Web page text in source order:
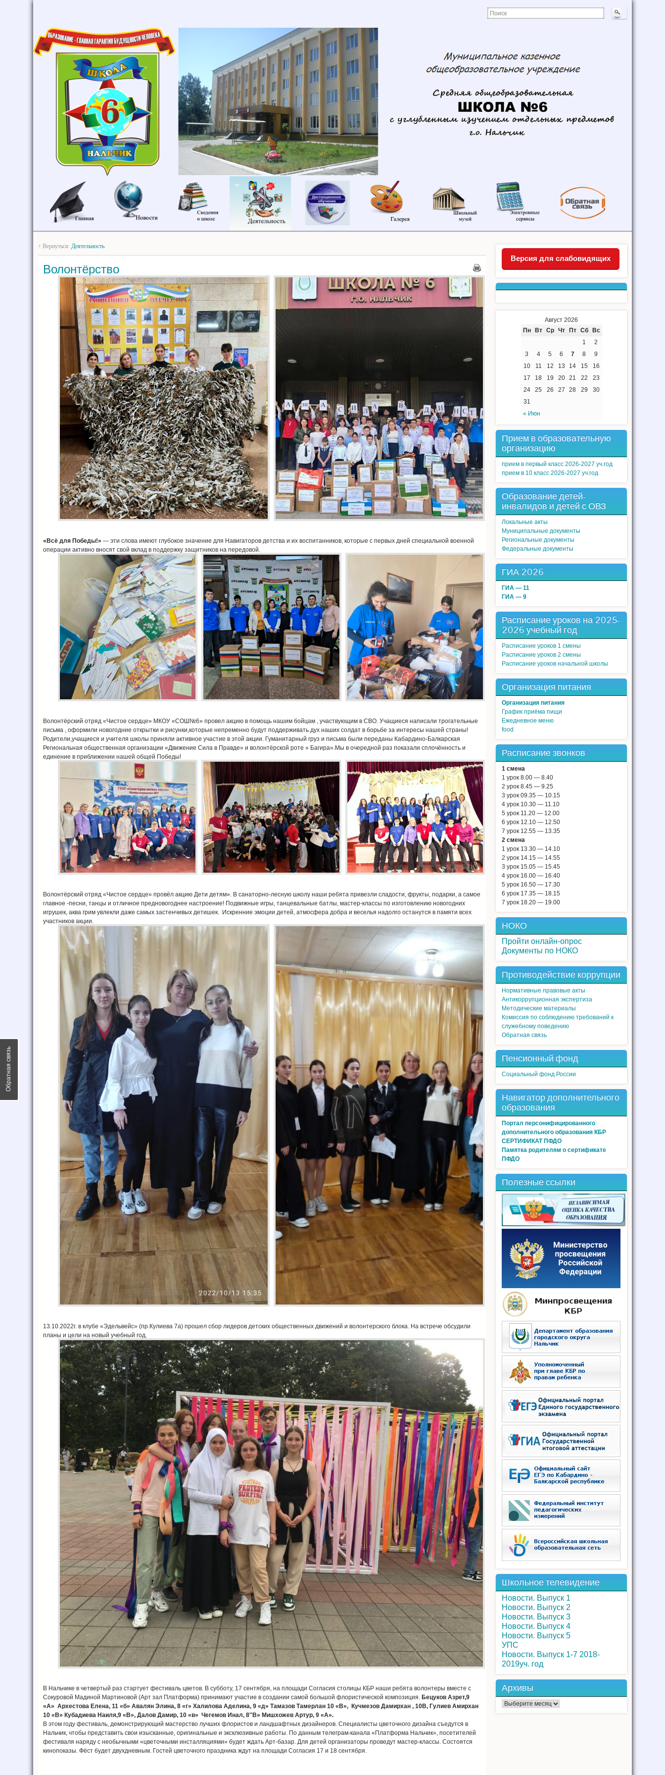
Главная Новости
Сведения
образовательной
организации
Деятельность
Дистанционное
обучение
Школьный
музей
сервисы
↑ Вернуться: Деятельность
Волонтёрство
«Всё для Победы!» — эти слова имеют глубокое значение для Навигаторов детства и их воспитанников, которые с первых дней специальной военной
операции активно вносят свой вклад в поддержку защитников на передовой.
Волонтёрский отряд «Чистое сердце» МКОУ «СОШ№6» провел акцию в помощь нашим бойцам , участвующим в СВО. Учащиеся написали трогательные
письма , оформили новогодние открытки и рисунки,которые непременно будут поддерживать дух наших солдат в борьбе за интересы нашей страны!
Родители,учащиеся и учителя школы приняли активное участие в этой акции. Гуманитарный груз и письма были переданы Кабардино-Балкарская
Региональная общественная организации «Движение Сила в Правде» и волонтёрской роте » Багира».Мы в очередной раз показали сплочённость и
единение в приближении нашей общей Победы!
Волонтёрский отряд «Чистое сердце» провёл акцию Дети детям». В санаторно-лесную школу наши ребята привезли сладости, фрукты, подарки, а самое
главное -песни, танцы и отличное предновогоднее настроение! Подвижные игры, танцевальные батлы, мастер-классы по изготовлению новогодних
игрушек, аква грим увлекли даже самых застенчивых детишек. Искренние эмоции детей, атмосфера добра и веселья надолго останутся в памяти всех
участников акции.
13.10.2022г. в клубе «Эдельвейс» (пр.Кулиева 7а) прошел сбор лидеров детских общественных движений и волонтерского блока. На встрече обсудили
планы и цели на новый учебный год.
В Нальчике в четвертый раз стартует фестиваль цветов. В субботу, 17 сентября, на площади Согласия столицы КБР наши ребята волонтеры вместе с
Сокуровой Мадиной Мартиновой (Арт зал Платформа) принимают участие в создании самой большой флористической композиция. Бецуков Азрет,9
«А» Архестова Елена, 11 «б» Авалян Элина, 8 «г» Халилова Аделина, 9 «д» Тамазов Тамерлан 10 «В», Кучмезов Дамирхан , 10В, Гулиев Амирхан
10 «В» Кубадиева Наиля,9 «В», Далов Дамир, 10 «в» Чегемов Инал, 8″В» Мишхожев Артур, 9 «А».
В этом году фестиваль, демонстрирующий мастерство лучших флористов и ландшафтных дизайнеров. Специалисты цветочного дизайна съедутся в
Нальчик, чтобы представить свои изысканные, оригинальные и эксклюзивные работы. По данным телеграм-канала «Платформа Нальчик», посетителей
фестиваля наряду с необычными «цветочными инсталляциями» будет ждать Арт-базар. Для детей организаторы проведут мастер-классы. Состоятся
кинопоказы. Фёст будет двухдневным. Гостей цветочного праздника ждут на площади Согласия 17 и 18 сентября.
Версия для слабовидящих
Август 2026
Пн
Вт Ср Чт Пт Сб Вс
« Июн
1
2
3
4 5 6 7 8
9
10
11 12 13 14 15
16
17
18 19 20 21 22
23
24
25 26 27 28 29
30
31
Прием в образовательную
организацию
прием в первый класс 2026-2027 уч.год
прием в 10 класс 2026-2027 уч.год
Образование детей-
инвалидов и детей с ОВЗ
Локальные акты
Муниципальные документы
Региональные документы
Федеральные документы
ГИА 2026
ГИА — 11
ГИА — 9
Расписание уроков на 2025-
2026 учебный год
Расписание уроков 1 смены
Расписание уроков 2 смены
Расписание уроков начальной школы
Организация питания
Организация питания
График приёма пищи
Ежедневное меню
food
Расписание звонков
1 смена
1 урок 8.00 — 8.40
2 урок 8.45 — 9.25
3 урок 09.35 — 10.15
4 урок 10.30 — 11.10
5 урок 11.20 — 12.00
6 урок 12.10 — 12.50
7 урок 12.55 — 13.35
2 смена
1 урок 13.30 — 14.10
2 урок 14.15 — 14.55
3 урок 15.05 — 15.45
4 урок 16.00 — 16.40
5 урок 16.50 — 17.30
6 урок 17.35 — 18.15
7 урок 18.20 — 19.00
НОКО
Пройти онлайн-опрос
Документы по НОКО
Противодействие коррупции
Нормативные правовые акты
Антикоррупционная экспертиза
Методические материалы
Комиссия по соблюдению требований к
служебному поведению
Обратная связь
Пенсионный фонд
Социальный фонд России
Навигатор дополнительного
образования
Портал персонифицированного
дополнительного образования КБР
СЕРТИФИКАТ ПФДО
Памятка родителям о сертификате
ПФДО
Полезные ссылки
Школьное телевидение
Новости. Выпуск 1
Новости. Выпуск 2
Новости. Выпуск 3
Новости. Выпуск 4
Новости. Выпуск 5
УПС
Новости. Выпуск 1-7 2018-
2019уч. год
Архивы
Архивы
Обратная связь